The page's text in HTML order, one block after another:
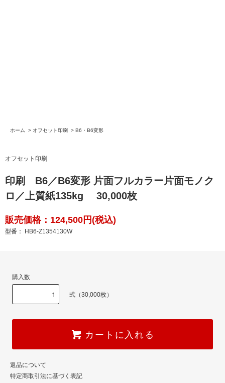
ホーム > オフセット印刷 > B6・B6変形
オフセット印刷
印刷 B6／B6変形 片面フルカラー片面モノク
ロ／上質紙135kg 30,000枚
販売価格：124,500円(税込)
型番： HB6-Z1354130W
購入数
式（30,000枚）
カートに入れる
返品について
特定商取引法に基づく表記